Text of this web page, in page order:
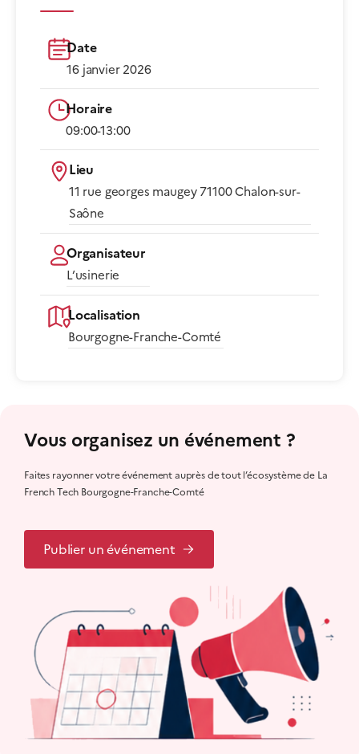
Date
16 janvier 2026
Horaire
09:00-13:00​
Lieu
11 rue georges maugey 71100 Chalon-sur-
Saône​
Organisateur
L’usinerie
Localisation
Bourgogne-Franche-Comté
Vous organisez un événement ?
Faites rayonner votre événement auprès de tout l’écosystème de La
French Tech Bourgogne-Franche-Comté
Publier un événement